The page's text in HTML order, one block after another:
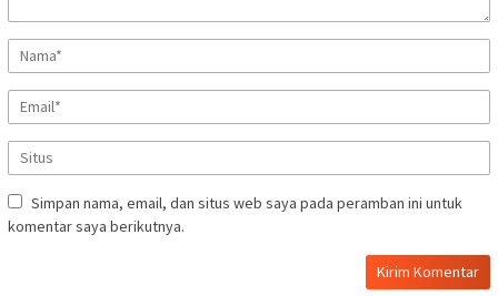
Simpan nama, email, dan situs web saya pada peramban ini untuk
komentar saya berikutnya.